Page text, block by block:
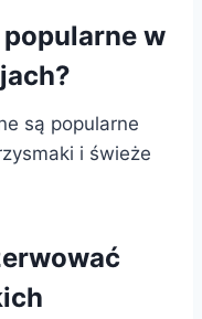
w
są popularne
i świeże